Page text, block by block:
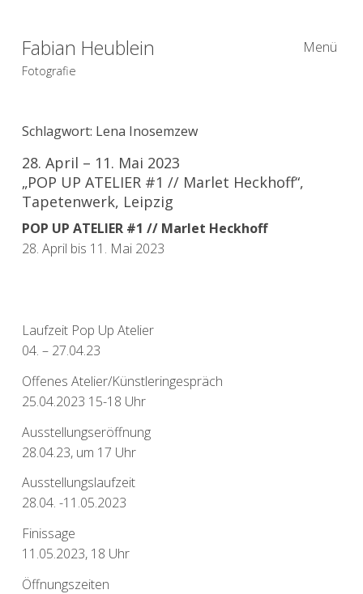
Fabian Heublein
Fotografie
Menü
Schlagwort: Lena Inosemzew
28. April – 11. Mai 2023
„POP UP ATELIER #1 // Marlet Heckhoff“,
Tapetenwerk, Leipzig
POP UP ATELIER #1 // Marlet Heckhoff
28. April bis 11. Mai 2023
Laufzeit Pop Up Atelier
04. – 27.04.23
Offenes Atelier/Künstleringespräch
25.04.2023 15-18 Uhr
Ausstellungseröffnung
28.04.23, um 17 Uhr
Ausstellungslaufzeit
28.04. -11.05.2023
Finissage
11.05.2023, 18 Uhr
Öffnungszeiten